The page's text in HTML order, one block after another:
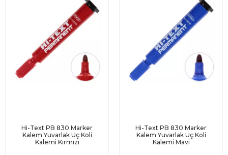
Hi-Text PB 830 Marker
Kalem Yuvarlak Uç Koli
Kalemi Kırmızı
Hi-Text PB 830 Marker
Kalem Yuvarlak Uç Koli
Kalemi Mavi